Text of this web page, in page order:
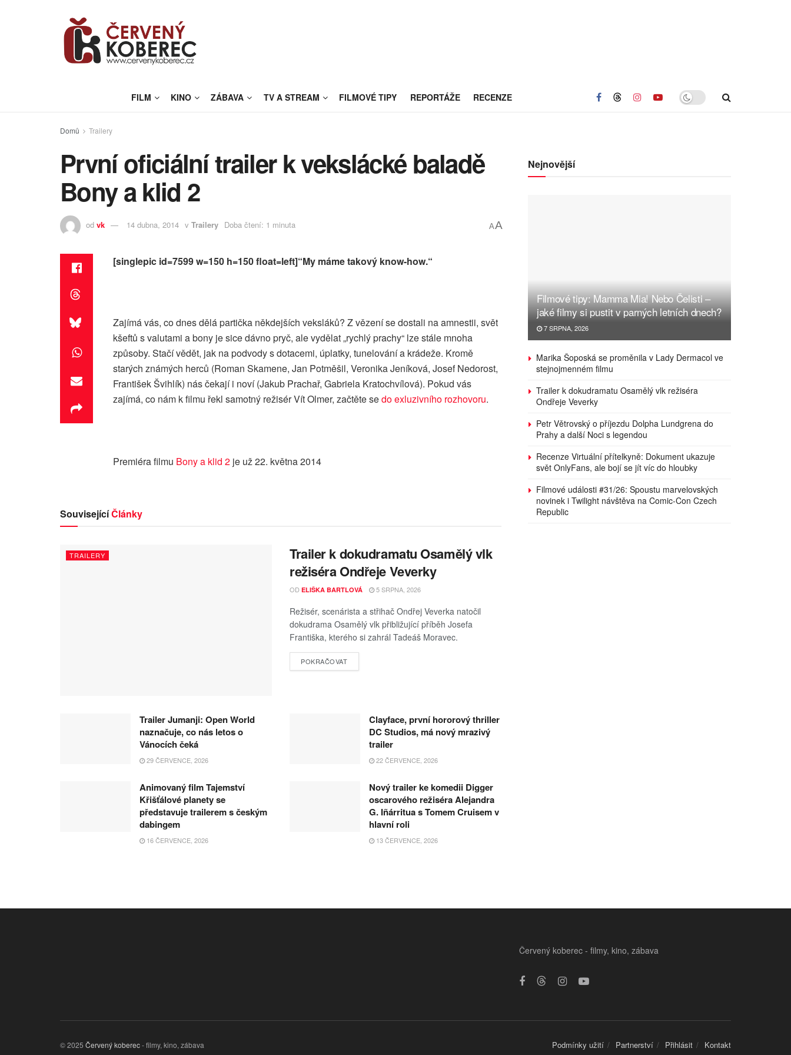
FILM KINO ZÁBAVA TV A STREAM FILMOVÉ TIPY REPORTÁŽE RECENZE
Domů Trailery
První oficiální trailer k vekslácké baladě
Bony a klid 2
od vk 14 dubna, 2014 v Trailery Doba čtení: 1 minuta AA
[singlepic id=7599 w=150 h=150 float=left]“My máme takový know-how.“
Zajímá vás, co dnes dělá partička někdejších veksláků? Z vězení se dostali na amnestii, svět
kšeftů s valutami a bony je sice dávno pryč, ale vydělat „rychlý prachy“ lze stále mnoha
způsoby. Stačí vědět, jak na podvody s dotacemi, úplatky, tunelování a krádeže. Kromě
starých známých herců (Roman Skamene, Jan Potměšil, Veronika Jeníková, Josef Nedorost,
František Švihlík) nás čekají i noví (Jakub Prachař, Gabriela Kratochvílová). Pokud vás
zajímá, co nám k filmu řekl samotný režisér Vít Olmer, začtěte sedo exluzivního rozhovoru.
Premiéra filmu Bony a klid 2 je už 22. května 2014
SouvisejícíČlánky
TRAILERY
Trailer k dokudramatu Osamělý vlk
režiséra Ondřeje Veverky
OD ELIŠKA BARTLOVÁ 5 SRPNA, 2026
Režisér, scenárista a střihač Ondřej Veverka natočil
dokudrama Osamělý vlk přibližující příběh Josefa
Františka, kterého si zahrál Tadeáš Moravec.
POKRAČOVAT
Trailer Jumanji: Open World
naznačuje, co nás letos o
Vánocích čeká
29 ČERVENCE, 2026
Clayface, první hororový thriller
DC Studios, má nový mrazivý
trailer
22 ČERVENCE, 2026
Animovaný film Tajemství
Křišťálové planety se
představuje trailerem s českým
dabingem
16 ČERVENCE, 2026
Nový trailer ke komedii Digger
oscarového režiséra Alejandra
G. Iñárritua s Tomem Cruisem v
hlavní roli
13 ČERVENCE, 2026
Nejnovější
Filmové tipy: Mamma Mia! Nebo Čelisti –
jaké filmy si pustit v parných letních dnech?
7 SRPNA, 2026
Marika Šoposká se proměnila v Lady Dermacol ve
stejnojmenném filmu
Trailer k dokudramatu Osamělý vlk režiséra
Ondřeje Veverky
Petr Větrovský o příjezdu Dolpha Lundgrena do
Prahy a další Noci s legendou
Recenze Virtuální přítelkyně: Dokument ukazuje
svět OnlyFans, ale bojí se jít víc do hloubky
Filmové události #31/26: Spoustu marvelovských
novinek i Twilight návštěva na Comic-Con Czech
Republic
Červený koberec - filmy, kino, zábava
Podmínky užití Partnerství Přihlásit Kontakt
© 2025 Červený koberec- filmy, kino, zábava